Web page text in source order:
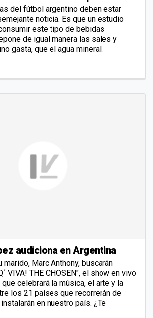
del fútbol argentino deben estar
noticia. Es que un estudio
este tipo de bebidas
de igual manera las sales y
gasta, que el agua mineral.
audiciona en Argentina
marido, Marc Anthony, buscarán
VIVA! THE CHOSEN", el show en vivo
celebrará la música, el arte y la
los 21 países que recorrerán de
en nuestro país. ¿Te